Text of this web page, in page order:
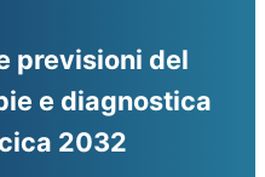
previsioni del
e diagnostica
2032